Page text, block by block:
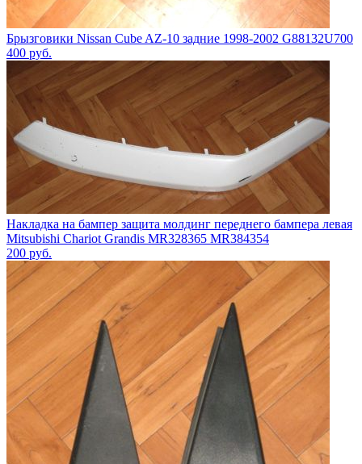
Брызговики Nissan Cube AZ-10 задние 1998-2002 G88132U700
400 руб.
Накладка на бампер защита молдинг переднего бампера левая
Mitsubishi Chariot Grandis MR328365 MR384354
200 руб.